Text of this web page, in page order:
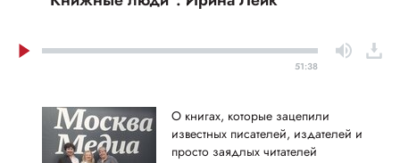
51:38
О книгах, которые зацепили
известных писателей, издателей и
просто заядлых читателей